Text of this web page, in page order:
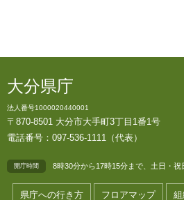
大分県庁
法人番号1000020440001
〒870-8501 大分市大手町3丁目1番1号
電話番号：097-536-1111（代表）
開庁時間 8時30分から17時15分まで、土日・祝
県庁への行き方 フロアマップ